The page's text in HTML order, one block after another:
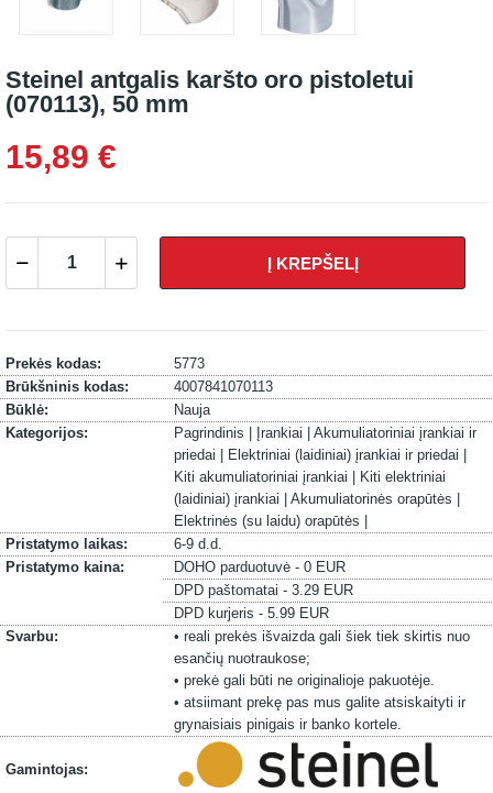
Steinel antgalis karšto oro pistoletui
(070113), 50 mm
15,89 €
Į KREPŠELĮ
Prekės kodas:
5773
Brūkšninis kodas:
4007841070113
Būklė:
Nauja
Kategorijos:
Pagrindinis | Įrankiai | Akumuliatoriniai įrankiai ir
priedai |
Elektriniai (laidiniai) įrankiai ir priedai |
Kiti akumuliatoriniai įrankiai |
Kiti elektriniai
(laidiniai) įrankiai | Akumuliatorinės orapūtės |
Elektrinės (su laidu) orapūtės |
Pristatymo laikas:
6-9 d.d.
Pristatymo kaina:
DOHO parduotuvė - 0 EUR
DPD paštomatai - 3.29 EUR
DPD kurjeris - 5.99 EUR
Svarbu:
• reali prekės išvaizda gali šiek tiek skirtis nuo
esančių nuotraukose;
• prekė gali būti ne originalioje pakuotėje.
• atsiimant prekę pas mus galite atsiskaityti ir
grynaisiais pinigais ir banko kortele.
Gamintojas: